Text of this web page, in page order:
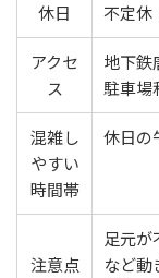
休日 不定休
アクセ
ス
地下鉄
駐車場
混雑し
やすい
時間帯
休日の
注意点
足元が
など動